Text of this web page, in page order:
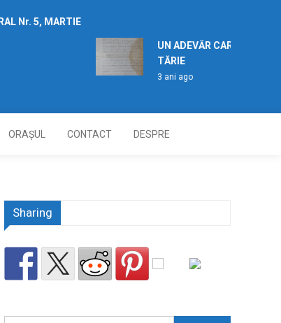
Nr. 5, MARTIE
UN ADEVĂR CARE TREBUIE
TĂRIE
3 ani ago
ORAȘUL CONTACT DESPRE
Sharing